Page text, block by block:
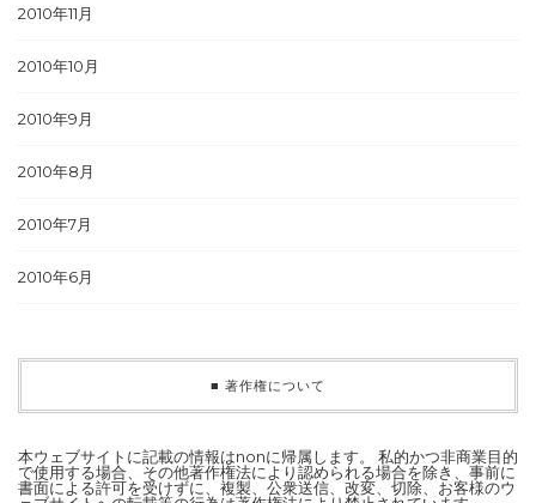
2010年11月
2010年10月
2010年9月
2010年8月
2010年7月
2010年6月
■ 著作権について
本ウェブサイトに記載の情報はnonに帰属します。 私的かつ非商業目的
で使用する場合、その他著作権法により認められる場合を除き、事前に
書面による許可を受けずに、複製、公衆送信、改変、切除、お客様のウ